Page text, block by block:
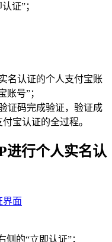
证”；
名认证的个人支付宝账
账号”；
证码完成验证，验证成
宝认证的全过程。
进行个人实名认
界面
的“立即认证”；